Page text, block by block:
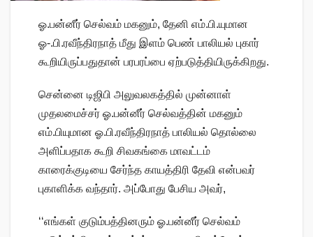
ஓ.பன்னீர் செல்வம் மகனும், தேனி எம்.பி.யுமான
ஓ-.பி.ரவீந்திரநாத் மீது இளம் பெண் பாலியல் புகார்
கூறியிருப்பதுதான் பரபரப்பை ஏற்படுத்தியிருக்கிறது.
சென்னை டிஜிபி அலுவலகத்தில் முன்னாள்
முதலமைச்சர் ஓ.பன்னீர் செல்வத்தின் மகனும்
எம்.பியுமான ஓ.பி.ரவீந்திரநாத் பாலியல் தொல்லை
அளிப்பதாக கூறி சிவகங்கை மாவட்டம்
காரைக்குடியை சேர்ந்த காயத்திரி தேவி என்பவர்
புகாளிக்க வந்தார். அப்போது பேசிய அவர்,
‘‘எங்கள் குடும்பத்தினரும் ஓ.பன்னீர் செல்வம்